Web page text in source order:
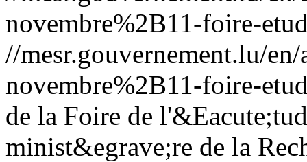
novembre%2B11-foire-
//mesr.gouvernement.lu/
novembre%2B11-foire-
de la Foire de
minist&egrave;re de la